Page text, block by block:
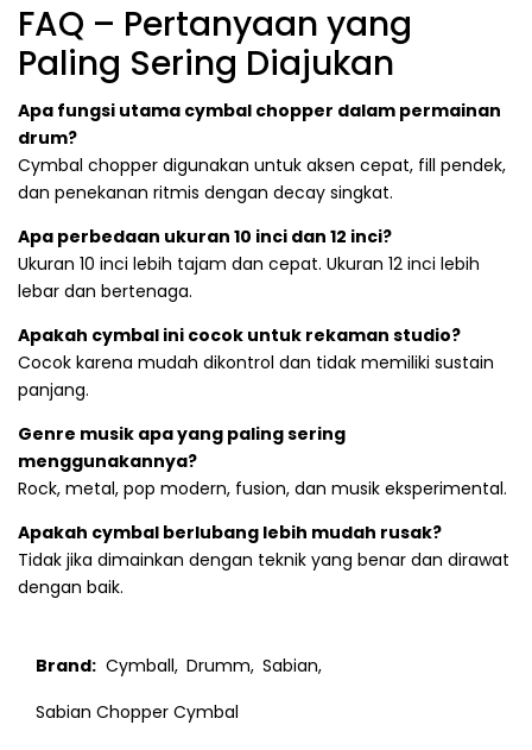
FAQ – Pertanyaan yang
Paling Sering Diajukan
Apa fungsi utama cymbal chopper dalam permainan
drum?
Cymbal chopper digunakan untuk aksen cepat, fill pendek,
dan penekanan ritmis dengan decay singkat.
Apa perbedaan ukuran 10 inci dan 12 inci?
Ukuran 10 inci lebih tajam dan cepat. Ukuran 12 inci lebih
lebar dan bertenaga.
Apakah cymbal ini cocok untuk rekaman studio?
Cocok karena mudah dikontrol dan tidak memiliki sustain
panjang.
Genre musik apa yang paling sering
menggunakannya?
Rock, metal, pop modern, fusion, dan musik eksperimental.
Apakah cymbal berlubang lebih mudah rusak?
Tidak jika dimainkan dengan teknik yang benar dan dirawat
dengan baik.
Brand: Cymball, Drumm, Sabian,
Sabian Chopper Cymbal